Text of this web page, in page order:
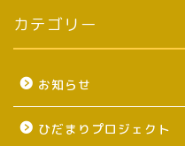
カテゴリー
お知らせ
ひだまりプロジェクト